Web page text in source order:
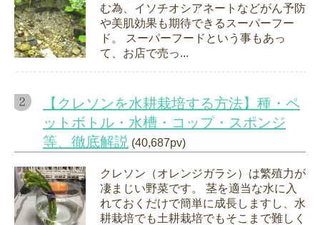
む為、イソチオシアネートなどがん予防
や美肌効果も期待できるスーパーフー
ド。 スーパーフードという事もあっ
て、お店で売っ...
【クレソンを水耕栽培する方法】種・ペ
ットボトル・水槽・コップ・スポンジ
等、徹底解説 (40,687pv)
クレソン（オレンジガラシ）は繁殖力が
凄まじい野菜です。 茎を適当な水に入
れておくだけで簡単に成長しますし、水
耕栽培でも土耕栽培でもそこまで難しく